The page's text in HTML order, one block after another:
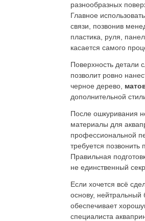
разнообразных
Главное
связи, позвонив
пластика, руля,
касается самого
Поверхность детали
позволит ровно
черное дерево,
дополнительной
После ошкуривания
материалы для
профессиональной
требуется позвонить
Правильная
не единственный
Если хочется всё
основу, нейтральный
обеспечивает
специалиста